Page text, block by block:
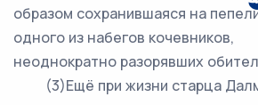
образом сохранившаяся на
одного из набегов кочевников,
неоднократно разорявших
(3)Ещё при жизни старца